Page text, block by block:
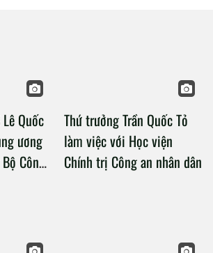
Quốc
ương
Công
Thứ trưởng Trần Quốc Tỏ
làm việc với Học viện
Chính trị Công an nhân dân